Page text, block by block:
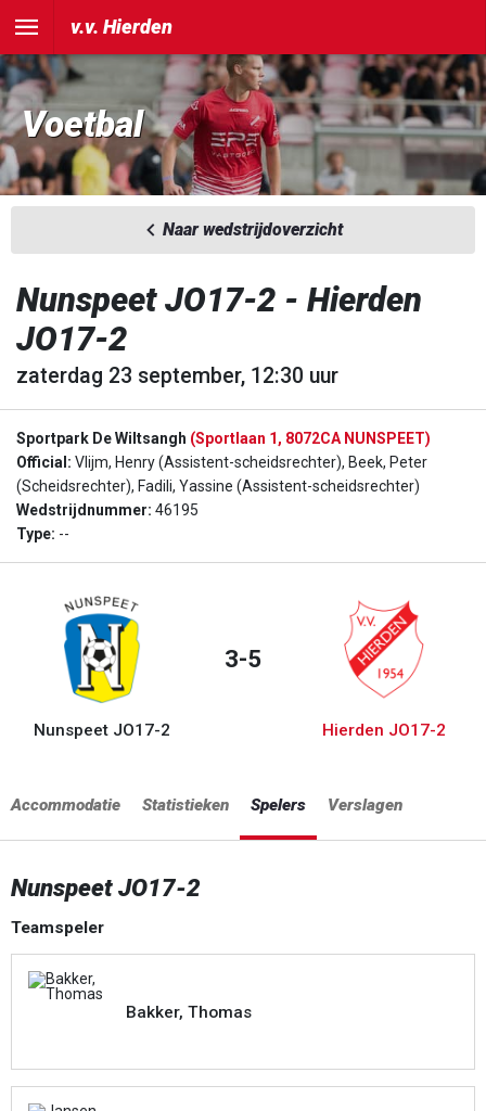
v.v. Hierden
Voetbal
Naar wedstrijdoverzicht
Nunspeet JO17-2 - Hierden
JO17-2
zaterdag 23 september, 12:30 uur
Sportpark De Wiltsangh (Sportlaan 1, 8072CA NUNSPEET)
Official: Vlijm, Henry (Assistent-scheidsrechter), Beek, Peter
(Scheidsrechter), Fadili, Yassine (Assistent-scheidsrechter)
Wedstrijdnummer: 46195
Type: --
Nunspeet JO17-2
3-5
Hierden JO17-2
Accommodatie Statistieken Spelers Verslagen
Nunspeet JO17-2
Teamspeler
Bakker, Thomas